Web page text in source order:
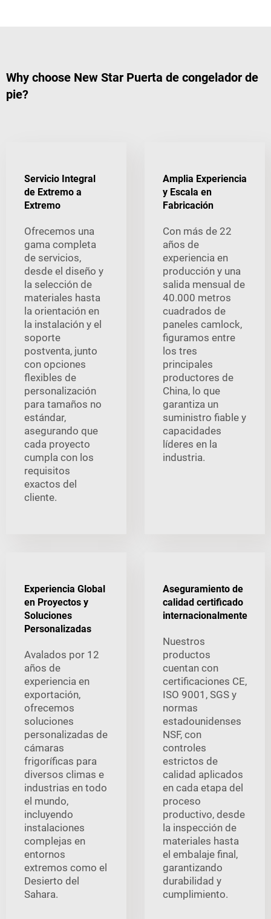
Why choose New Star Puerta de congelador de
pie?
Servicio Integral
de Extremo a
Extremo
Ofrecemos una
gama completa
de servicios,
desde el diseño y
la selección de
materiales hasta
la orientación en
la instalación y el
soporte
postventa, junto
con opciones
flexibles de
personalización
para tamaños no
estándar,
asegurando que
cada proyecto
cumpla con los
requisitos
exactos del
cliente.
Amplia Experiencia
y Escala en
Fabricación
Con más de 22
años de
experiencia en
producción y una
salida mensual de
40.000 metros
cuadrados de
paneles camlock,
figuramos entre
los tres
principales
productores de
China, lo que
garantiza un
suministro fiable y
capacidades
líderes en la
industria.
Experiencia Global
en Proyectos y
Soluciones
Personalizadas
Avalados por 12
años de
experiencia en
exportación,
ofrecemos
soluciones
personalizadas de
cámaras
frigoríficas para
diversos climas e
industrias en todo
el mundo,
incluyendo
instalaciones
complejas en
entornos
extremos como el
Desierto del
Sahara.
Aseguramiento de
calidad certificado
internacionalmente
Nuestros
productos
cuentan con
certificaciones CE,
ISO 9001, SGS y
normas
estadounidenses
NSF, con
controles
estrictos de
calidad aplicados
en cada etapa del
proceso
productivo, desde
la inspección de
materiales hasta
el embalaje final,
garantizando
durabilidad y
cumplimiento.